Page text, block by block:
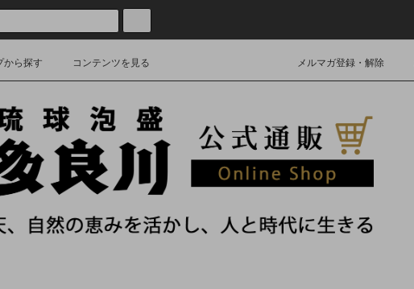
から探す コンテンツを見る メルマガ登録・解除